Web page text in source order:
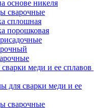
основе никеля
сварочные
сплошная
порошковая
меди и ее сплавов
для сварки меди и ее
сварочные